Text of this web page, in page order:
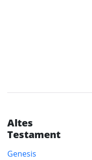
Altes
Testament
Genesis